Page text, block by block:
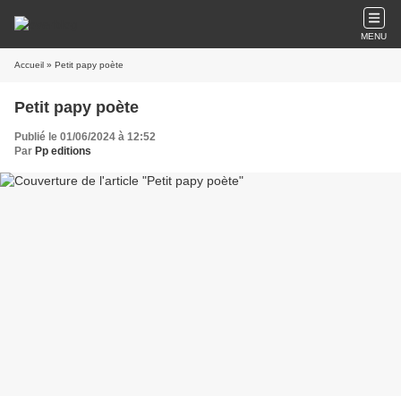
MENU
Accueil » Petit papy poète
Petit papy poète
Publié le 01/06/2024 à 12:52
Par Pp editions